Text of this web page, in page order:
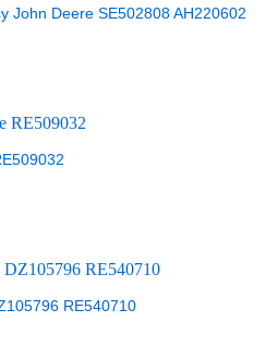
John Deere SE502808 AH220602
RE540710